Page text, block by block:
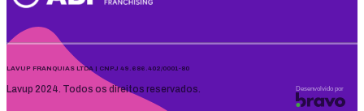
LAVUP FRANQUIAS LTDA | CNPJ 49.686.402/0001-80
Lavup 2024. Todos os direitos reservados. Desenvolvido por